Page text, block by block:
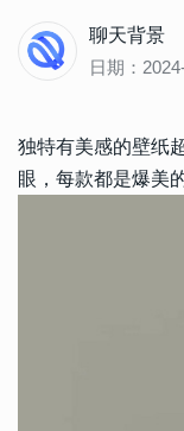
聊天背景
日期：
独特有美感的壁纸
眼，每款都是爆美